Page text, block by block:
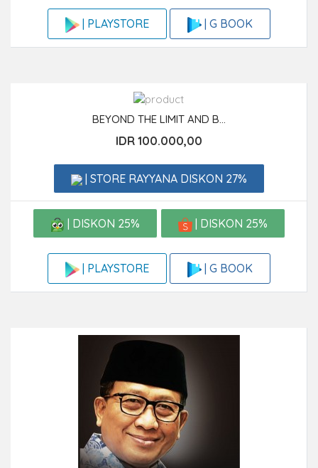
| PLAYSTORE | G BOOK
BEYOND THE LIMIT AND B...
IDR 100.000,00
| STORE RAYYANA DISKON 27%
| DISKON 25% | DISKON 25%
| PLAYSTORE | G BOOK